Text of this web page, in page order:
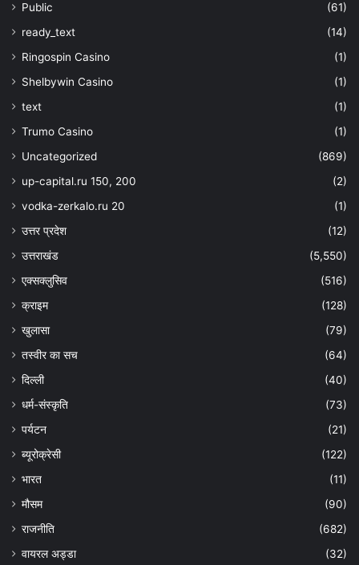
Public
(61)
ready_text
(14)
Ringospin Casino
(1)
Shelbywin Casino
(1)
text
(1)
Trumo Casino
(1)
Uncategorized
(869)
up-capital.ru 150, 200
(2)
vodka-zerkalo.ru 20
(1)
उत्तर प्रदेश
(12)
उत्तराखंड
(5,550)
एक्सक्लुसिव
(516)
क्राइम
(128)
खुलासा
(79)
तस्वीर का सच
(64)
दिल्ली
(40)
धर्म-संस्कृति
(73)
पर्यटन
(21)
ब्यूरोक्रेसी
(122)
भारत
(11)
मौसम
(90)
राजनीति
(682)
वायरल अड्डा
(32)